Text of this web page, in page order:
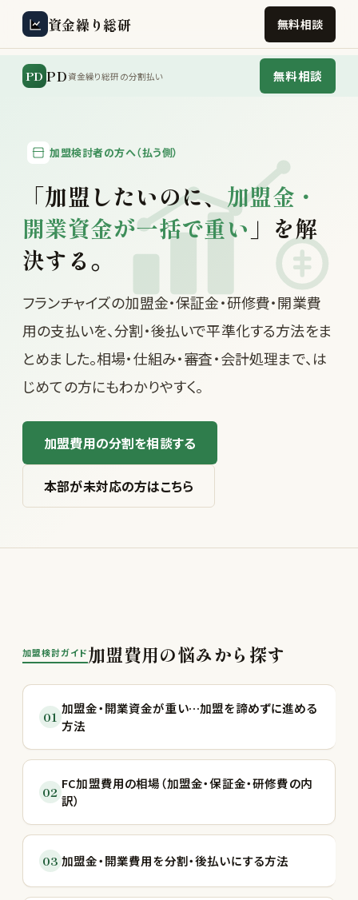
資金繰り総研 無料相談
PD PD資金繰り総研の分割払い 無料相談
加盟検討者の方へ（払う側）
「加盟したいのに、加盟金・
開業資金が一括で重い 」を解
決する。
フランチャイズの加盟金・保証金・研修費・開業費
用の支払いを、分割・後払いで平準化する方法をま
とめました。相場・仕組み・審査・会計処理まで、は
じめての方にもわかりやすく。
加盟費用の分割を相談する
本部が未対応の方はこちら
加盟検討ガイド加盟費用の悩みから探す
01
加盟金・開業資金が重い…加盟を諦めずに進める
方法
02
FC加盟費用の相場（加盟金・保証金・研修費の内
訳）
03 加盟金・開業費用を分割・後払いにする方法